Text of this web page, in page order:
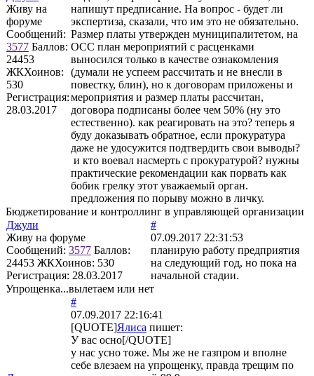
Живу на
форуме
Сообщений:
3577 Баллов:
24453
ЖКХоинов:
530
Регистрация:
28.03.2017
напишут предписание. На вопрос - будет ли
экспертиза, сказали, что им это не обязательно.
Размер платы утвержден муниципалитетом, на
ОСС план мероприятий с расценками
выносился только в качестве ознакомления
(думали не успеем рассчитать и не внесли в
повестку, блин), но к договорам приложены и
мероприятия и размер платы рассчитан,
договора подписаны более чем 50% (ну это
естественно). как реагировать на это? теперь я
буду доказывать обратное, если прокуратура
даже не удосужится подтвердить свои выводы?
и кто воевал насмерть с прокуратурой? нужны
практические рекомендации как порвать как
бобик грелку этот уважаемый орган.
предложения по порыву можно в личку.
Бюджетирование и контроллинг в управляющей организации
Джули
Живу на форуме
Сообщений: 3577 Баллов:
24453 ЖКХоинов: 530
Регистрация: 28.03.2017
#
07.09.2017 22:31:53
планирую работу предприятия
на следующий год, но пока на
начальной стадии.
Упрощенка...вылетаем или нет
#
07.09.2017 22:16:41
[QUOTE]Ялиса пишет:
У вас осно[/QUOTE]
у нас усно тоже. Мы же не газпром и вполне
себе влезаем на упрощенку, правда трещим по